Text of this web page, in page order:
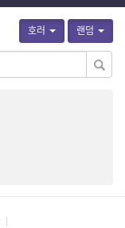
호러 랜덤